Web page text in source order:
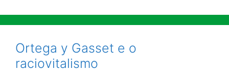
Ortega y Gasset e o
raciovitalismo